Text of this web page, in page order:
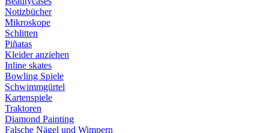
Notizbücher
Mikroskope
Schlitten
Piñatas
Kleider anziehen
Inline skates
Bowling Spiele
Schwimmgürtel
Kartenspiele
Traktoren
Diamond Painting
Falsche Nägel und Wimpern